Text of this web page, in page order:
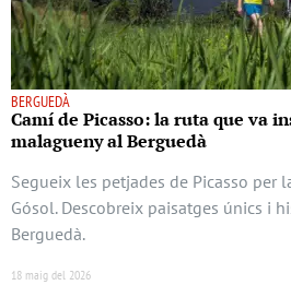
BERGUEDÀ
Camí de Picasso: la ruta que va
malagueny al Berguedà
Segueix les petjades de Picasso per
Gósol. Descobreix paisatges únics i
Berguedà.
18 maig del 2026